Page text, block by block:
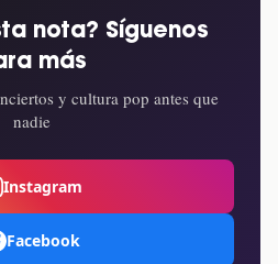
nota? Síguenos
más
y cultura pop antes que
nadie
Instagram
Facebook